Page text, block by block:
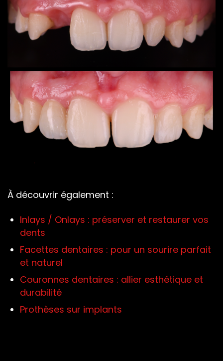
À découvrir également :
Inlays / Onlays : préserver et restaurer vos
dents
Facettes dentaires : pour un sourire parfait
et naturel
Couronnes dentaires : allier esthétique et
durabilité
Prothèses sur implants